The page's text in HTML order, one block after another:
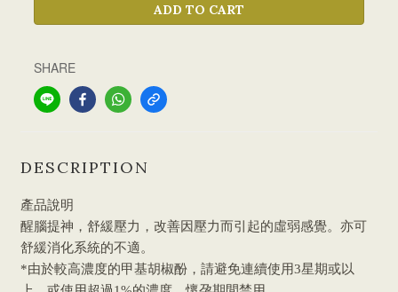
ADD TO CART
SHARE
DESCRIPTION
產品說明
醒腦提神，舒緩壓力，改善因壓力而引起的虛弱感覺。亦可
舒緩消化系統的不適。
*由於較高濃度的甲基胡椒酚，請避免連續使用3星期或以